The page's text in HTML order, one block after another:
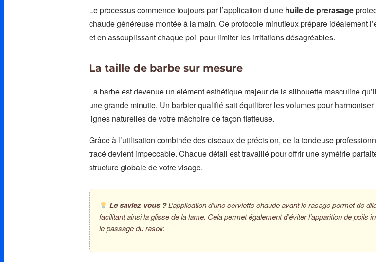
Le processus commence toujours par l’application d’une huile de prerasage
chaude généreuse montée à la main. Ce protocole minutieux prépare idéalement
et en assouplissant chaque poil pour limiter les irritations désagréables.
La taille de barbe sur mesure
La barbe est devenue un élément esthétique majeur de la silhouette masculine
une grande minutie. Un barbier qualifié sait équilibrer les volumes pour
lignes naturelles de votre mâchoire de façon flatteuse.
Grâce à l’utilisation combinée des ciseaux de précision, de la tondeuse
tracé devient impeccable. Chaque détail est travaillé pour offrir une symétrie
structure globale de votre visage.
Le saviez-vous ?L’application d’une serviette chaude avant le rasage permet de
facilitant ainsi la glisse de la lame. Cela permet également d’éviter l’apparition de poils
le passage du rasoir.